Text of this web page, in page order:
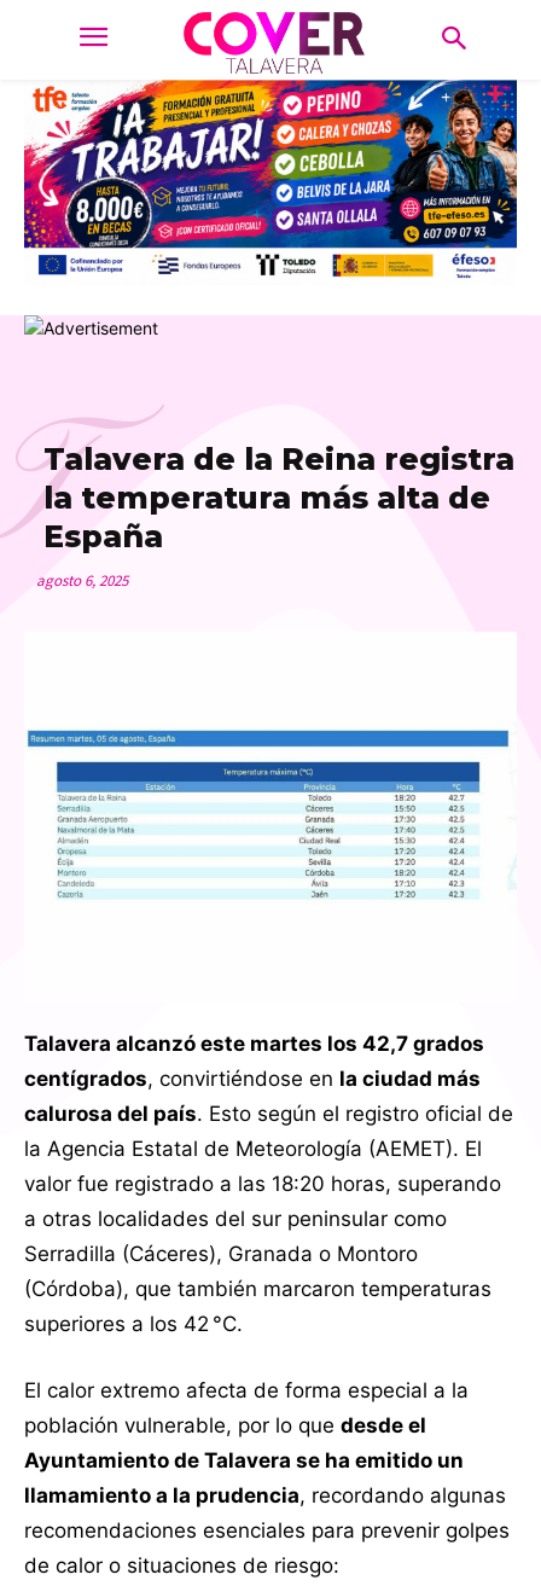
Talavera de la Reina registra
la temperatura más alta de
España
agosto 6, 2025
Talavera alcanzó este martes los 42,7 grados
centígrados, convirtiéndose en la ciudad más
calurosa del país. Esto según el registro oficial de
la Agencia Estatal de Meteorología (AEMET). El
valor fue registrado a las 18:20 horas, superando
a otras localidades del sur peninsular como
Serradilla (Cáceres), Granada o Montoro
(Córdoba), que también marcaron temperaturas
superiores a los 42 °C.
El calor extremo afecta de forma especial a la
población vulnerable, por lo que desde el
Ayuntamiento de Talavera se ha emitido un
llamamiento a la prudencia, recordando algunas
recomendaciones esenciales para prevenir golpes
de calor o situaciones de riesgo: